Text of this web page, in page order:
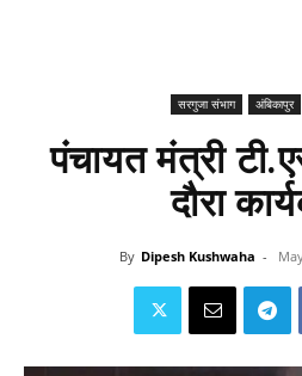
सरगुजा संभाग अंबिकापुर
पंचायत मंत्री
दौरा
By Dipesh Kushwaha -